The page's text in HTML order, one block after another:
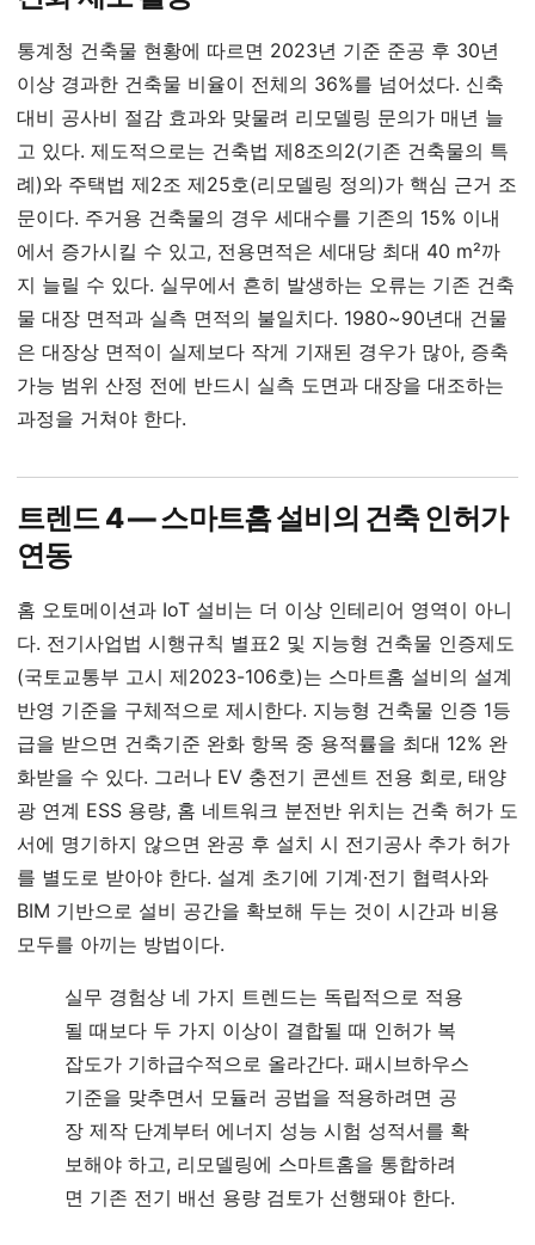
통계청 건축물 현황에 따르면 2023년 기준 준공 후 30년
이상 경과한 건축물 비율이 전체의 36%를 넘어섰다. 신축
대비 공사비 절감 효과와 맞물려 리모델링 문의가 매년 늘
고 있다. 제도적으로는 건축법 제8조의2(기존 건축물의 특
례)와 주택법 제2조 제25호(리모델링 정의)가 핵심 근거 조
문이다. 주거용 건축물의 경우 세대수를 기존의 15% 이내
에서 증가시킬 수 있고, 전용면적은 세대당 최대 40 m²까
지 늘릴 수 있다. 실무에서 흔히 발생하는 오류는 기존 건축
물 대장 면적과 실측 면적의 불일치다. 1980~90년대 건물
은 대장상 면적이 실제보다 작게 기재된 경우가 많아, 증축
가능 범위 산정 전에 반드시 실측 도면과 대장을 대조하는
과정을 거쳐야 한다.
트렌드 4 — 스마트홈 설비의 건축 인허가
연동
홈 오토메이션과 IoT 설비는 더 이상 인테리어 영역이 아니
다. 전기사업법 시행규칙 별표2 및 지능형 건축물 인증제도
(국토교통부 고시 제2023-106호)는 스마트홈 설비의 설계
반영 기준을 구체적으로 제시한다. 지능형 건축물 인증 1등
급을 받으면 건축기준 완화 항목 중 용적률을 최대 12% 완
화받을 수 있다. 그러나 EV 충전기 콘센트 전용 회로, 태양
광 연계 ESS 용량, 홈 네트워크 분전반 위치는 건축 허가 도
서에 명기하지 않으면 완공 후 설치 시 전기공사 추가 허가
를 별도로 받아야 한다. 설계 초기에 기계·전기 협력사와
BIM 기반으로 설비 공간을 확보해 두는 것이 시간과 비용
모두를 아끼는 방법이다.
실무 경험상 네 가지 트렌드는 독립적으로 적용
될 때보다 두 가지 이상이 결합될 때 인허가 복
잡도가 기하급수적으로 올라간다. 패시브하우스
기준을 맞추면서 모듈러 공법을 적용하려면 공
장 제작 단계부터 에너지 성능 시험 성적서를 확
보해야 하고, 리모델링에 스마트홈을 통합하려
면 기존 전기 배선 용량 검토가 선행돼야 한다.